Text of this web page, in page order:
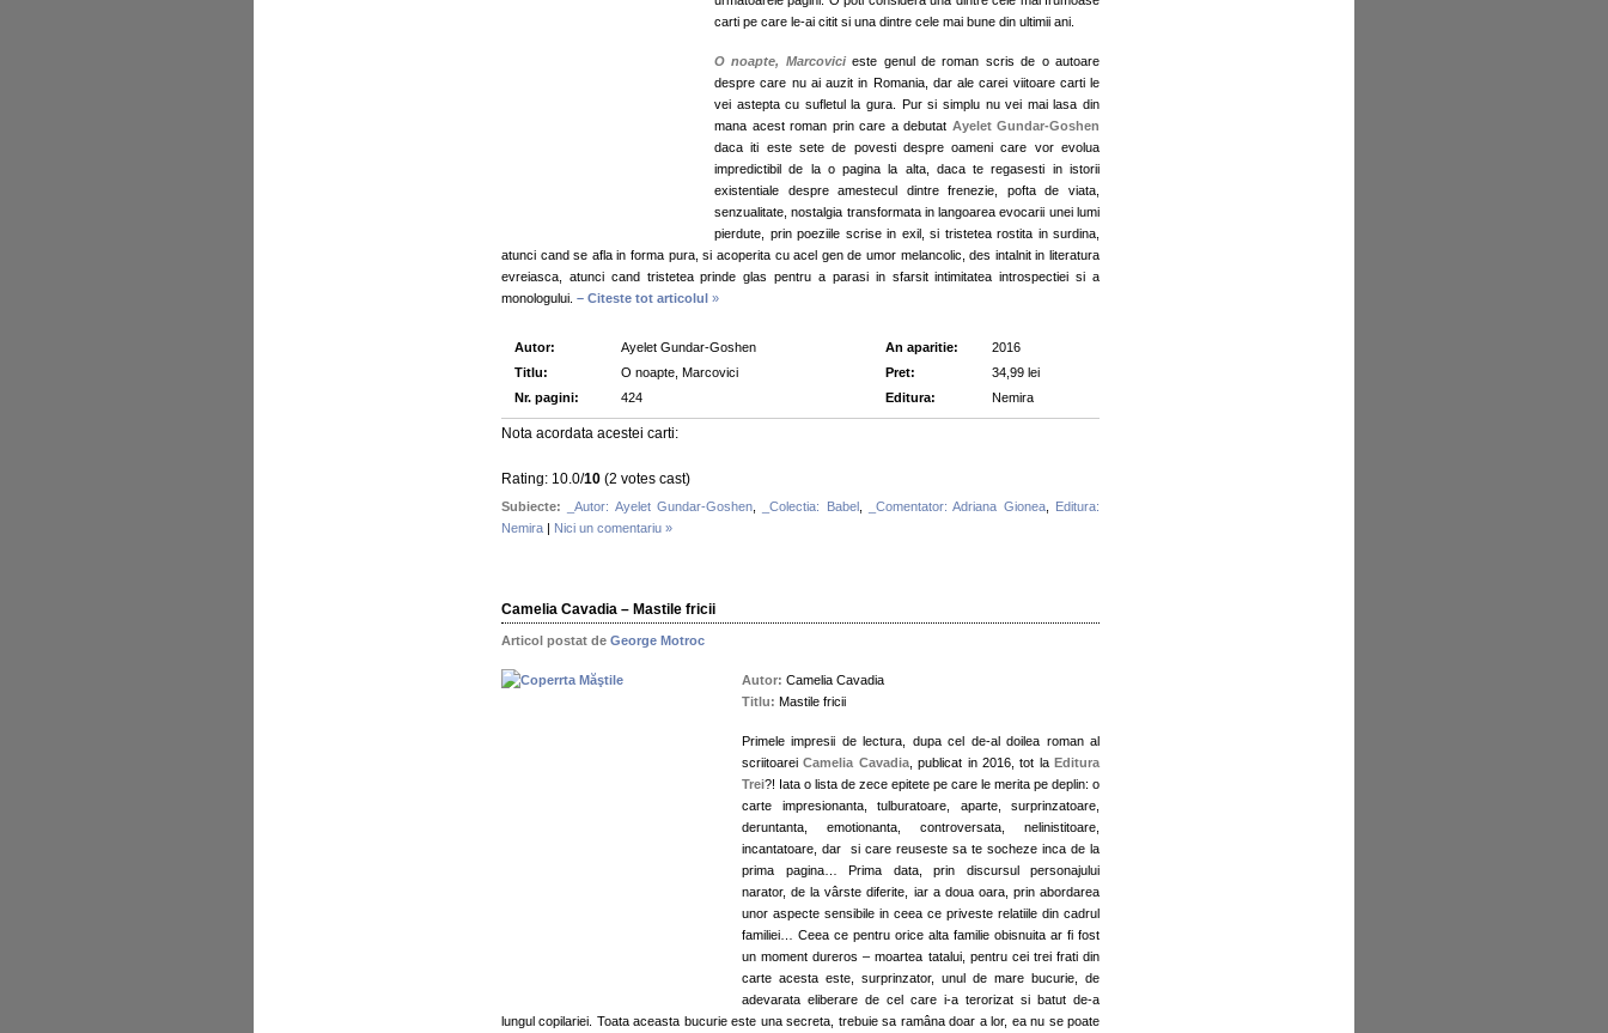
carti pe care le-ai citit si una dintre cele mai bune din ultimii ani.
O noapte, Marcovicieste genul de roman scris de o autoare
despre care nu ai auzit in Romania, dar ale carei viitoare carti le
vei astepta cu sufletul la gura. Pur si simplu nu vei mai lasa din
mana acest roman prin care a debutat Ayelet Gundar-Goshen
daca iti este sete de povesti despre oameni care vor evolua
impredictibil de la o pagina la alta, daca te regasesti in istorii
existentiale despre amestecul dintre frenezie, pofta de viata,
senzualitate, nostalgia transformata in langoarea evocarii unei lumi
pierdute, prin poeziile scrise in exil, si tristetea rostita in surdina,
atunci cand se afla in forma pura, si acoperita cu acel gen de umor melancolic, des intalnit in literatura
evreiasca, atunci cand tristetea prinde glas pentru a parasi in sfarsit intimitatea introspectiei si a
monologului. – Citeste tot articolul »
Autor: Ayelet Gundar-Goshen An aparitie:
2016
Titlu:
O noapte, Marcovici Pret:
34,99 lei
Nr. pagini:
424 Editura: Nemira
Nota acordata acestei carti:
Rating: 10.0/10 (2 votes cast)
Subiecte: _Autor: Ayelet Gundar-Goshen _Colectia: Babel, _Comentator: Adriana Gionea, Editura:
Nemira | Nici un comentariu »
Camelia Cavadia – Mastile fricii
Articol postat de George Motroc
Autor: Camelia Cavadia
Titlu: Mastile fricii
Primele impresii de lectura, dupa cel de-al doilea roman al
scriitoareiCamelia Cavadia, publicat in 2016, tot la Editura
Trei?! Iata o lista de zece epitete pe care le merita pe deplin: o
carte impresionanta, tulburatoare, aparte, surprinzatoare,
deruntanta, emotionanta, controversata, nelinistitoare,
incantatoare, dar si care reuseste sa te socheze inca de la
prima pagina… Prima data, prin discursul personajului
narator, de la vârste diferite, iar a doua oara, prin abordarea
unor aspecte sensibile in ceea ce priveste relatiile din cadrul
familiei… Ceea ce pentru orice alta familie obisnuita ar fi fost
un moment dureros – moartea tatalui, pentru cei trei frati din
carte acesta este, surprinzator, unul de mare bucurie, de
adevarata eliberare de cel care i-a terorizat si batut de-a
lungul copilariei. Toata aceasta bucurie este una secreta, trebuie sa ramâna doar a lor, ea nu se poate